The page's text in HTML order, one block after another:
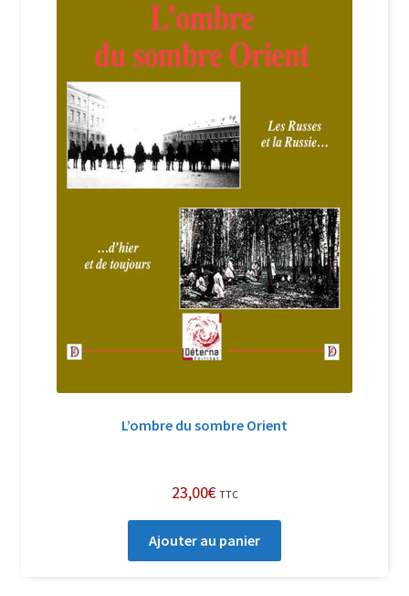
L’ombre du sombre Orient
23,00€ TTC
Ajouter au panier